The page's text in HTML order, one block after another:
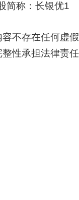
：长银优1
存在任何虚假
性承担法律责任